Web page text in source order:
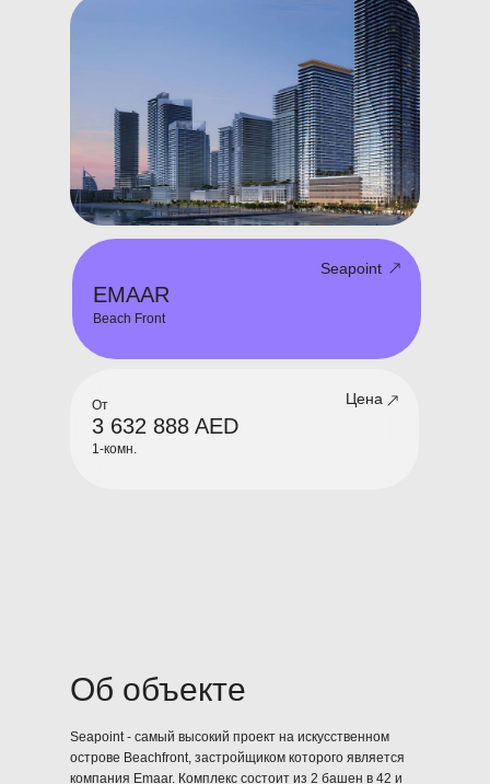
Seapoint
EMAAR
Beach Front
Цена
3 632 888 AED
1-комн.
От
Об объекте
Seapoint - самый высокий проект на искусственном
острове Beachfront, застройщиком которого является
компания Emaar. Комплекс состоит из 2 башен в 42 и